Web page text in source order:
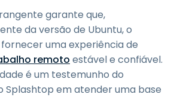
garante que,
da versão de Ubuntu, o
uma experiência de
remoto estável e confiável.
é um testemunho do
Splashtop em atender uma base